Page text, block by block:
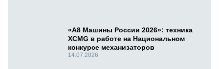
«А8 Машины России 2026»: техника
XCMG в работе на Национальном
конкурсе механизаторов
14.07.2026